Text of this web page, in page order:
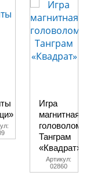
Игра
магнитная
головоломка
Танграм
«Квадрат»
Артикул:
02860